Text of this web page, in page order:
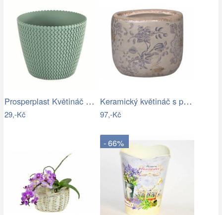
Prosperplast Květináč Splofy šalvěj,…
29,-Kč
Keramický květináč s popraskáním Melun …
97,-Kč
- 66%